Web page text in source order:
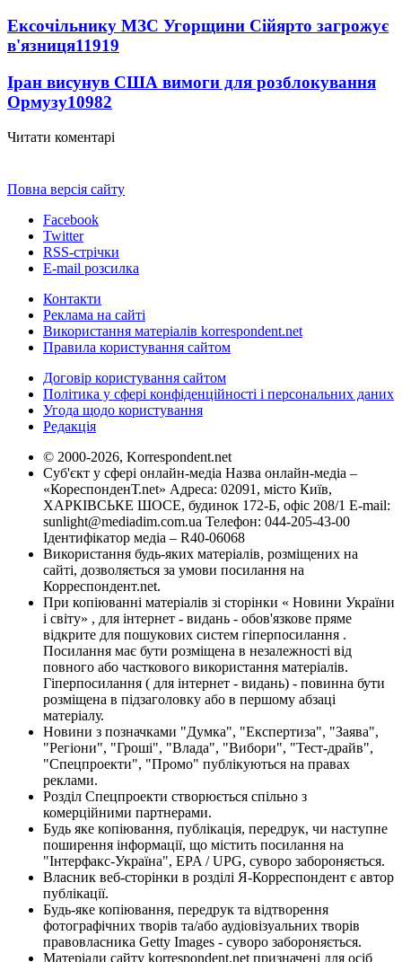
Ексочільнику МЗС Угорщини Сійярто загрожує
в'язниця11919
Іран висунув США вимоги для розблокування
Ормузу10982
Читати коментарі
Повна версія сайту
Facebook
Twitter
RSS-стрічки
E-mail розсилка
Контакти
Реклама на сайті
Використання матеріалів korrespondent.net
Правила користування сайтом
Договір користування сайтом
Політика у сфері конфіденційності і персональних даних
Угода щодо користування
Редакція
© 2000-2026, Korrespondent.net
Суб'єкт у сфері онлайн-медіа Назва онлайн-медіа –
«КореспонденТ.net» Адреса: 02091, місто Київ,
ХАРКІВСЬКЕ ШОСЕ, будинок 172-Б, офіс 208/1 E-mail:
sunlight@mediadim.com.ua Телефон: 044-205-43-00
Ідентифікатор медіа – R40-06068
Використання будь-яких матеріалів, розміщених на
сайті, дозволяється за умови посилання на
Корреспондент.net.
При копіюванні матеріалів зі сторінки « Новини України
і світу» , для інтернет - видань - обов'язкове пряме
відкрите для пошукових систем гіперпосилання .
Посилання має бути розміщена в незалежності від
повного або часткового використання матеріалів.
Гіперпосилання ( для інтернет - видань) - повинна бути
розміщена в підзаголовку або в першому абзаці
матеріалу.
Новини з позначками "Думка", "Експертиза", "Заява",
"Регіони", "Гроші", "Влада", "Вибори", "Тест-драйв",
"Спецпроекти", "Промо" публікуються на правах
реклами.
Розділ Спецпроекти створюється спільно з
комерційними партнерами.
Будь яке копіювання, публікація, передрук, чи наступне
поширення інформації, що містить посилання на
"Інтерфакс-Україна", EPA / UPG, суворо забороняється.
Власник веб-сторінки в розділі Я-Корреспондент є автор
публікації.
Будь-яке копіювання, передрук та відтворення
фотографічних творів та/або аудіовізуальних творів
правовласника Getty Images - суворо забороняється.
Матеріали сайту korrespondent.net призначені для осіб